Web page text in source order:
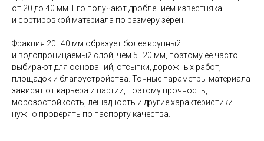
от 20 до 40 мм. Его получают дроблением известняка
и сортировкой материала по размеру зёрен.
Фракция 20−40 мм образует более крупный
и водопроницаемый слой, чем 5−20 мм, поэтому её часто
выбирают для оснований, отсыпки, дорожных работ,
площадок и благоустройства. Точные параметры материала
зависят от карьера и партии, поэтому прочность,
морозостойкость, лещадность и другие характеристики
нужно проверять по паспорту качества.